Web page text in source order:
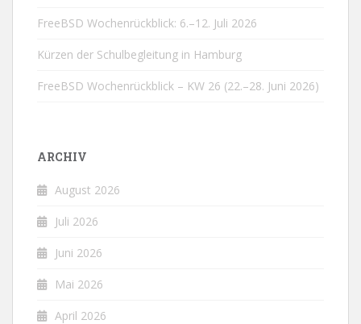
FreeBSD Wochenrückblick: 6.–12. Juli 2026
Kürzen der Schulbegleitung in Hamburg
FreeBSD Wochenrückblick – KW 26 (22.–28. Juni 2026)
ARCHIV
August 2026
Juli 2026
Juni 2026
Mai 2026
April 2026